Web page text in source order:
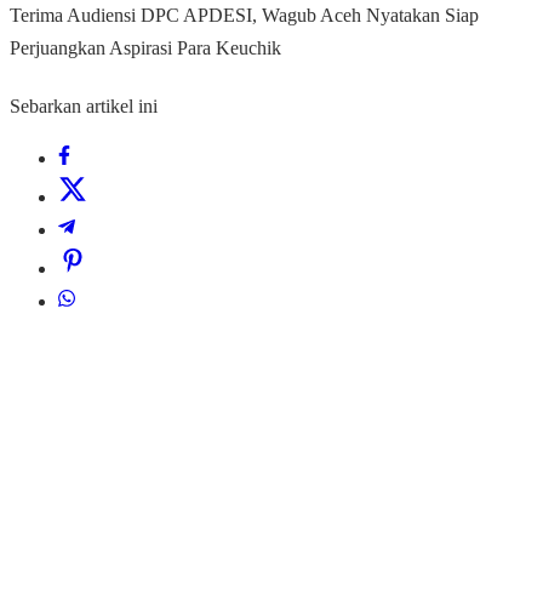
Terima Audiensi DPC APDESI, Wagub Aceh Nyatakan Siap
Perjuangkan Aspirasi Para Keuchik
Sebarkan artikel ini